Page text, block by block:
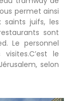
permet ainsi
saints juifs, les
sont
Le personnel
le
selon